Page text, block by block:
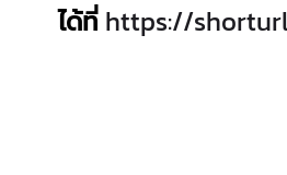
ได้ที่ https://